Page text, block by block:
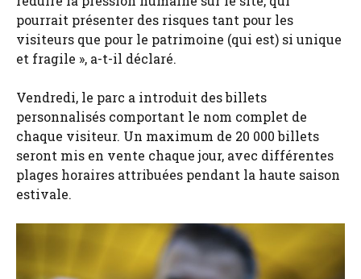
pourrait présenter des risques tant pour les
visiteurs que pour le patrimoine (qui est) si unique
et fragile », a-t-il déclaré.
Vendredi, le parc a introduit des billets
personnalisés comportant le nom complet de
chaque visiteur. Un maximum de 20 000 billets
seront mis en vente chaque jour, avec différentes
plages horaires attribuées pendant la haute saison
estivale.